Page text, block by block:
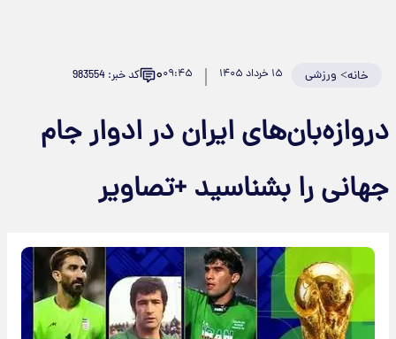
خانه> ورزشی ۱۵ خرداد ۱۴۰۵ ۰۹:۴۵۰ کد خبر: 983554
دروازه‌بان‌های ایران در ادوار جام
جهانی را بشناسید +تصاویر